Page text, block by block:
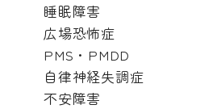
睡眠障害
広場恐怖症
PMS・PMDD
自律神経失調症
不安障害
たいのですが